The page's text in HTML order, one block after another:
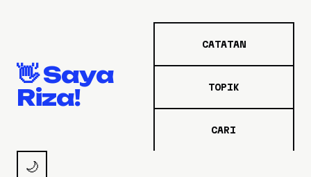
👋 Saya
Riza!
CATATAN
TOPIK
CARI
🌙